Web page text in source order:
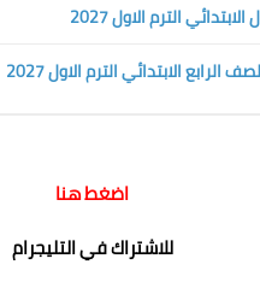
الترم الاول 2027
الابتدائي الترم الاول 2027
اضغط هنا
للاشتراك في التليجرام